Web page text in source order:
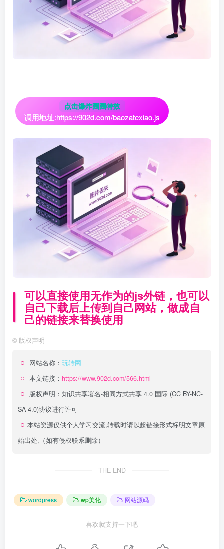
点击爆炸圈圈特效
调用地址:https://902d.com/baozatexiao.js
可以直接使用无作为的js外链，也可以
自己下载后上传到自己网站，做成自
己的链接来替换使用
© 版权声明
网站名称： 玩转网
本文链接： https://www.902d.com/566.html
版权声明： 知识共享署名-相同方式共享 4.0 国际 (CC BY-NC-
SA 4.0)协议进行许可
本站资源仅供个人学习交流,转载时请以超链接形式标明文章原
始出处,（如有侵权联系删除）
THE END
wordpress wp美化 网站源码
喜欢就支持一下吧